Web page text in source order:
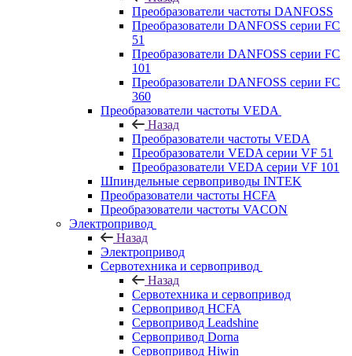
Преобразователи частоты DANFOSS
Преобразователи DANFOSS серии FC
51
Преобразователи DANFOSS серии FC
101
Преобразователи DANFOSS серии FC
360
Преобразователи частоты VEDA
Назад
Преобразователи частоты VEDA
Преобразователи VEDA серии VF 51
Преобразователи VEDA серии VF 101
Шпиндельные сервоприводы INTEK
Преобразователи частоты HCFA
Преобразователи частоты VACON
Электропривод
Назад
Электропривод
Сервотехника и сервопривод
Назад
Сервотехника и сервопривод
Сервопривод HCFA
Сервопривод Leadshine
Сервопривод Dorna
Сервопривод Hiwin